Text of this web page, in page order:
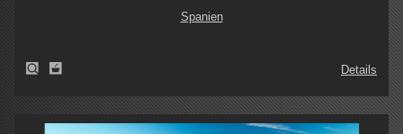
Spanien
Details